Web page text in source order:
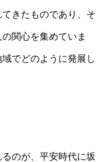
きたものであり、そ
関心を集めていま
でどのように発展し
のが、平安時代に坂